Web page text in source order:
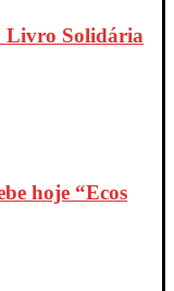
Livro Solidária
hoje “Ecos